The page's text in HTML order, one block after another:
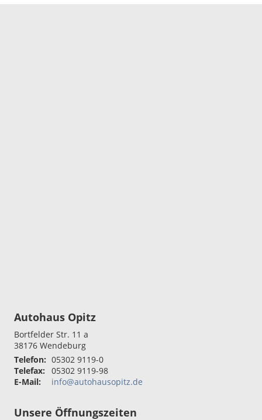
Autohaus Opitz
Bortfelder Str. 11 a
38176 Wendeburg
Telefon: 05302 9119-0
Telefax:
05302 9119-98
E-Mail:
info@autohausopitz.de
Unsere Öffnungszeiten